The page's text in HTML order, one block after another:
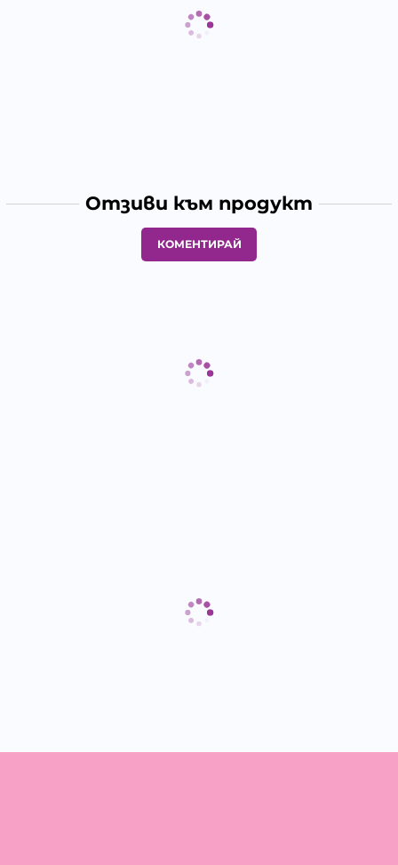
Отзиви към продукт
КОМЕНТИРАЙ